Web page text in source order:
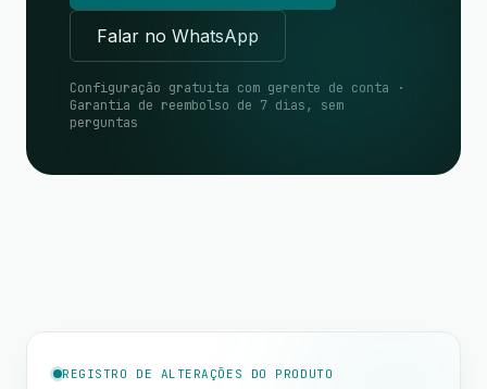
Falar no WhatsApp
Configuração gratuita com gerente de conta ·
Garantia de reembolso de 7 dias, sem
perguntas
REGISTRO DE ALTERAÇÕES DO PRODUTO